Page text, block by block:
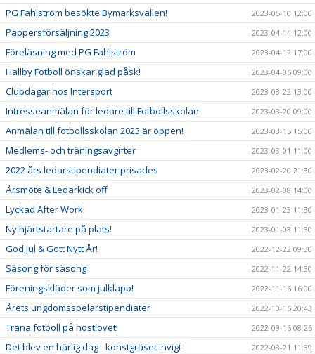
PG Fahlström besökte Bymarksvallen! 2023-05-10 12:00
Pappersförsäljning 2023 2023-04-14 12:00
Föreläsning med PG Fahlström 2023-04-12 17:00
Hallby Fotboll önskar glad påsk! 2023-04-06 09:00
Clubdagar hos Intersport 2023-03-22 13:00
Intresseanmälan för ledare till Fotbollsskolan 2023-03-20 09:00
Anmälan till fotbollsskolan 2023 är öppen! 2023-03-15 15:00
Medlems- och träningsavgifter 2023-03-01 11:00
2022 års ledarstipendiater prisades 2023-02-20 21:30
Årsmöte & Ledarkick off 2023-02-08 14:00
Lyckad After Work! 2023-01-23 11:30
Ny hjärtstartare på plats! 2023-01-03 11:30
God Jul & Gott Nytt År! 2022-12-22 09:30
Säsong för säsong 2022-11-22 14:30
Föreningskläder som julklapp! 2022-11-16 16:00
Årets ungdomsspelarstipendiater 2022-10-16 20:43
Träna fotboll på höstlovet! 2022-09-16 08:26
Det blev en härlig dag - konstgräset invigt 2022-08-21 11:39